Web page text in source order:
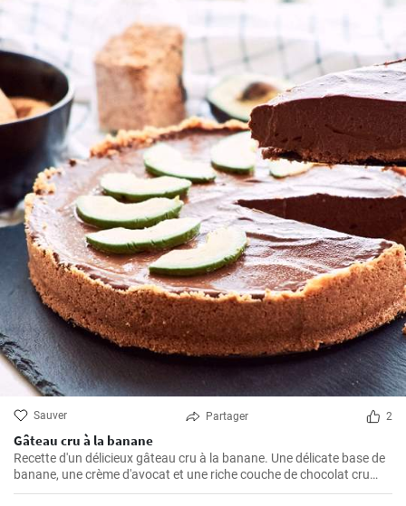
Sauver Partager 2
Gâteau cru à la banane
Recette d'un délicieux gâteau cru à la banane. Une délicate base de
banane, une crème d'avocat et une riche couche de chocolat cru
créent une parfaite harmonie de saveurs.